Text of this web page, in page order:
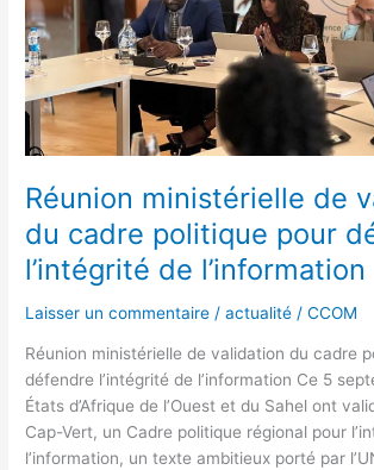
Réunion ministérielle de
du cadre politique pour
l’intégrité de l’information
Laisser un commentaire /actualité /CCOM
Réunion ministérielle de validation du cadre
défendre l’intégrité de l’information Ce 5
États d’Afrique de l’Ouest et du Sahel ont
Cap-Vert, un Cadre politique régional pour
l’information, un texte ambitieux porté par
défendre
l’intégrité
de
l’information